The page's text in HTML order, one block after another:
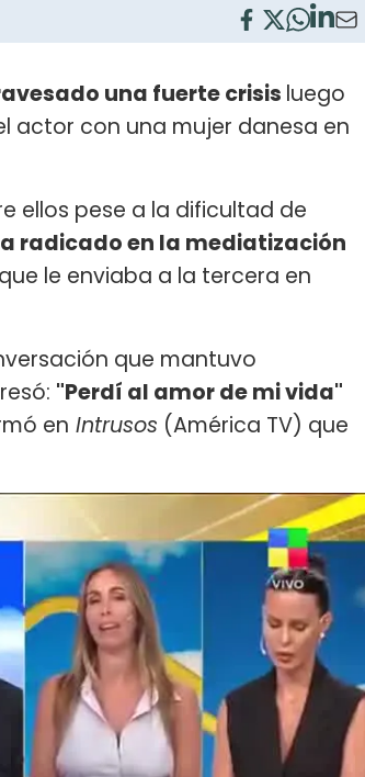
una fuerte crisis luego
actor con una mujer danesa en
ellos pese a la dificultad de
radicado en la mediatización
le enviaba a la tercera en
que mantuvo
"Perdí al amor de mi vida"
en Intrusos (América TV) que